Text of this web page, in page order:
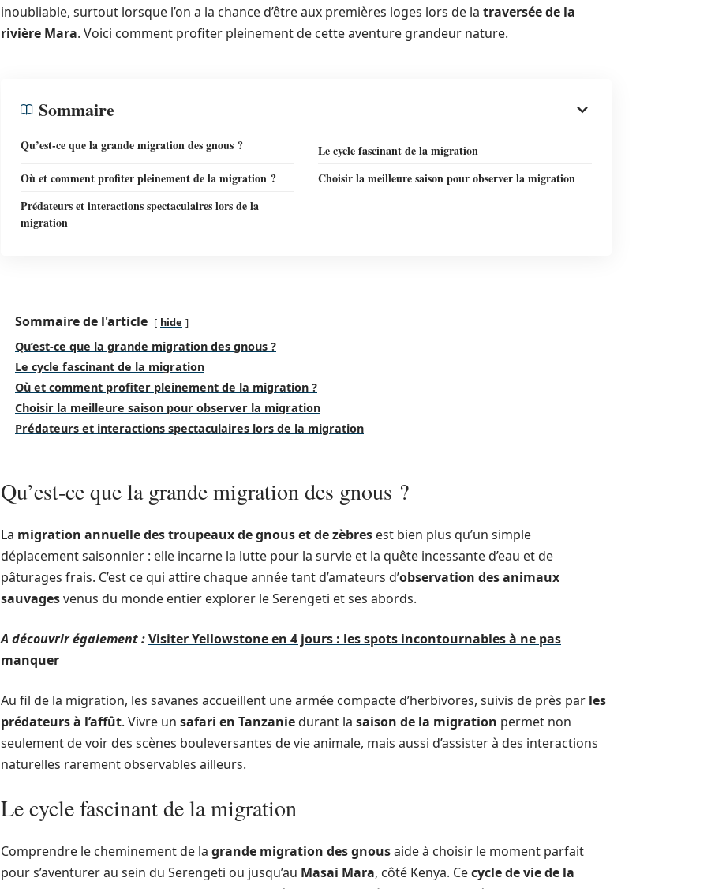
inoubliable, surtout lorsque l’on a la chance d’être aux premières loges lors de la traversée de la
rivière Mara. Voici comment profiter pleinement de cette aventure grandeur nature.
Sommaire
Qu’est-ce que la grande migration des gnous ?
Le cycle fascinant de la migration
Où et comment profiter pleinement de la migration ?
Choisir la meilleure saison pour observer la migration
Prédateurs et interactions spectaculaires lors de la
migration
Sommaire de l'article hide
Qu’est-ce que la grande migration des gnous ?
Le cycle fascinant de la migration
Où et comment profiter pleinement de la migration ?
Choisir la meilleure saison pour observer la migration
Prédateurs et interactions spectaculaires lors de la migration
Qu’est-ce que la grande migration des gnous ?
La migration annuelle des troupeaux de gnous et de zèbres est bien plus qu’un simple
déplacement saisonnier : elle incarne la lutte pour la survie et la quête incessante d’eau et de
pâturages frais. C’est ce qui attire chaque année tant d’amateurs d’observation des animaux
sauvagesvenus du monde entier explorer le Serengeti et ses abords.
A découvrir également :Visiter Yellowstone en 4 jours : les spots incontournables à ne pas
manquer
Au fil de la migration, les savanes accueillent une armée compacte d’herbivores, suivis de près par les
prédateurs à l’affût. Vivre un safari en Tanzaniedurant la saison de la migration permet non
seulement de voir des scènes bouleversantes de vie animale, mais aussi d’assister à des interactions
naturelles rarement observables ailleurs.
Le cycle fascinant de la migration
Comprendre le cheminement de la grande migration des gnousaide à choisir le moment parfait
pour s’aventurer au sein du Serengeti ou jusqu’au Masai Mara, côté Kenya. Cecycle de vie de la